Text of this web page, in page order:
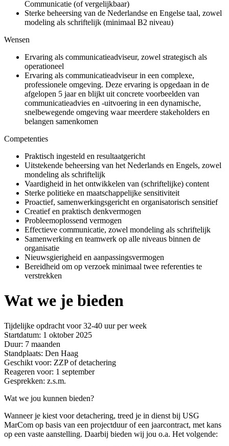
Communicatie (of vergelijkbaar)
Sterke beheersing van de Nederlandse en Engelse taal, zowel
modeling als schriftelijk (minimaal B2 niveau)
Wensen
Ervaring als communicatieadviseur, zowel strategisch als
operationeel
Ervaring als communicatieadviseur in een complexe,
professionele omgeving. Deze ervaring is opgedaan in de
afgelopen 5 jaar en blijkt uit concrete voorbeelden van
communicatieadvies en -uitvoering in een dynamische,
snelbewegende omgeving waar meerdere stakeholders en
belangen samenkomen
Competenties
Praktisch ingesteld en resultaatgericht
Uitstekende beheersing van het Nederlands en Engels, zowel
mondeling als schriftelijk
Vaardigheid in het ontwikkelen van (schriftelijke) content
Sterke politieke en maatschappelijke sensitiviteit
Proactief, samenwerkingsgericht en organisatorisch sensitief
Creatief en praktisch denkvermogen
Probleemoplossend vermogen
Effectieve communicatie, zowel mondeling als schriftelijk
Samenwerking en teamwerk op alle niveaus binnen de
organisatie
Nieuwsgierigheid en aanpassingsvermogen
Bereidheid om op verzoek minimaal twee referenties te
verstrekken
Wat we je bieden
Tijdelijke opdracht voor 32-40 uur per week
Startdatum: 1 oktober 2025
Duur: 7 maanden
Standplaats: Den Haag
Geschikt voor: ZZP of detachering
Reageren voor: 1 september
Gesprekken: z.s.m.
Wat we jou kunnen bieden?
Wanneer je kiest voor detachering, treed je in dienst bij USG
MarCom op basis van een projectduur of een jaarcontract, met kans
op een vaste aanstelling. Daarbij bieden wij jou o.a. Het volgende: